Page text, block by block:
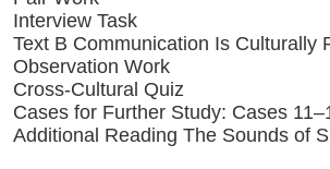
Interview Task
Text B Communication Is Culturally
Observation Work
Cross-Cultural Quiz
Cases for Further Study: Cases
Additional Reading The Sounds of